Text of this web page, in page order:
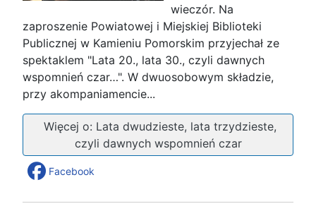
wieczór. Na
zaproszenie Powiatowej i Miejskiej Biblioteki
Publicznej w Kamieniu Pomorskim przyjechał ze
spektaklem "Lata 20., lata 30., czyli dawnych
wspomnień czar…". W dwuosobowym składzie,
przy akompaniamencie...
Więcej o: Lata dwudzieste, lata trzydzieste,
czyli dawnych wspomnień czar
Facebook